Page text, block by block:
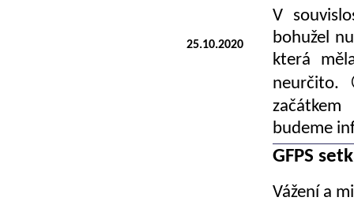
25.10.2020
V
bohužel
která
neurčito.
budeme
GFPS
Vážení a